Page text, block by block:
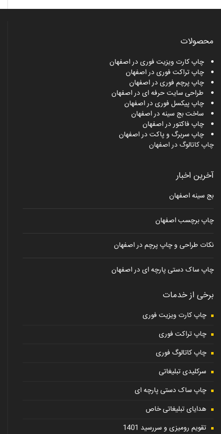
محصولات
چاپ کارت ویزیت فوری در اصفهان
چاپ تراکت فوری در اصفهان
چاپ پرچم فوری در اصفهان
طراحی سایت حرفه ای در اصفهان
چاپ پیکسل فوری در اصفهان
ساخت بج سینه در اصفهان
چاپ فاکتور در اصفهان
چاپ سربرگ و پاکت در اصفهان
چاپ کاتالوگ در اصفهان
آخرین اخبار
بج سینه اصفهان
چاپ برچسب اصفهان
نکات طراحی و چاپ پرچم در اصفهان
چاپ ساک دستی پارچه ای در اصفهان
برخی از خدمات
چاپ کارت ویزیت فوری
چاپ تراکت فوری
چاپ کاتالوگ فوری
سرکلیدی تبلیغاتی
چاپ ساک دستی پارچه ای
هدایای تبلیغاتی خاص
تقویم رومیزی و سررسید 1401